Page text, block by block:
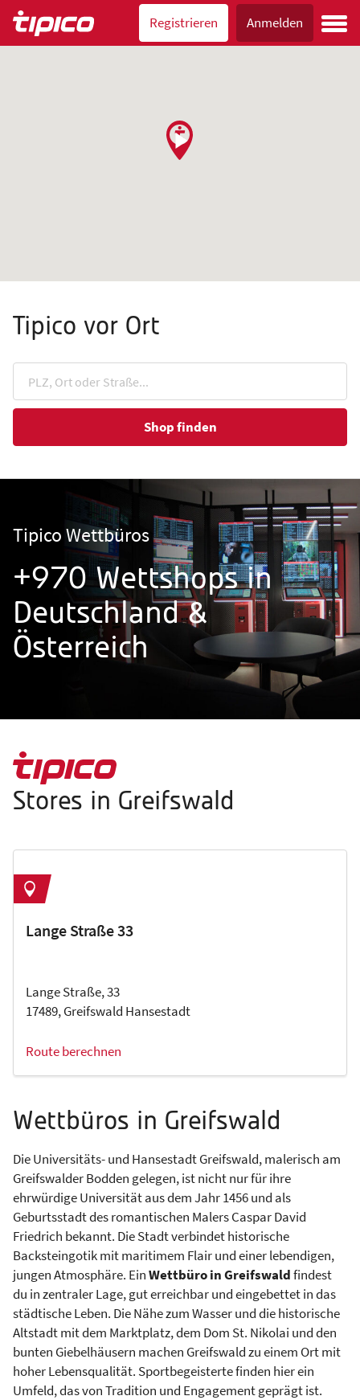
Registrieren Anmelden
Tipico vor Ort
Shop finden
Tipico Wettbüros
+970 Wettshops in
Deutschland &
Österreich
Stores in Greifswald
Lange Straße 33
Lange Straße, 33
17489, Greifswald Hansestadt
Route berechnen
Wettbüros in Greifswald
Die Universitäts- und Hansestadt Greifswald, malerisch am
Greifswalder Bodden gelegen, ist nicht nur für ihre
ehrwürdige Universität aus dem Jahr 1456 und als
Geburtsstadt des romantischen Malers Caspar David
Friedrich bekannt. Die Stadt verbindet historische
Backsteingotik mit maritimem Flair und einer lebendigen,
jungen Atmosphäre. EinWettbüro in Greifswaldfindest
du in zentraler Lage, gut erreichbar und eingebettet in das
städtische Leben. Die Nähe zum Wasser und die historische
Altstadt mit dem Marktplatz, dem Dom St. Nikolai und den
bunten Giebelhäusern machen Greifswald zu einem Ort mit
hoher Lebensqualität. Sportbegeisterte finden hier ein
Umfeld, das von Tradition und Engagement geprägt ist.